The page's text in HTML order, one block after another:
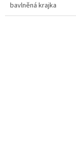
bavlněná krajka